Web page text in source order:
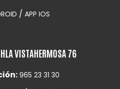
/ APP IOS
VISTAHERMOSA 76
965 23 31 30